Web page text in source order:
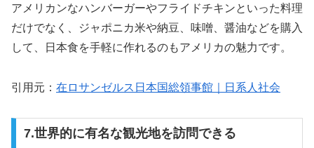
アメリカンなハンバーガーやフライドチキンといった料理
だけでなく、ジャポニカ米や納豆、味噌、醤油などを購入
して、日本食を手軽に作れるのもアメリカの魅力です。
引用元： 在ロサンゼルス日本国総領事館｜日系人社会
7.世界的に有名な観光地を訪問できる